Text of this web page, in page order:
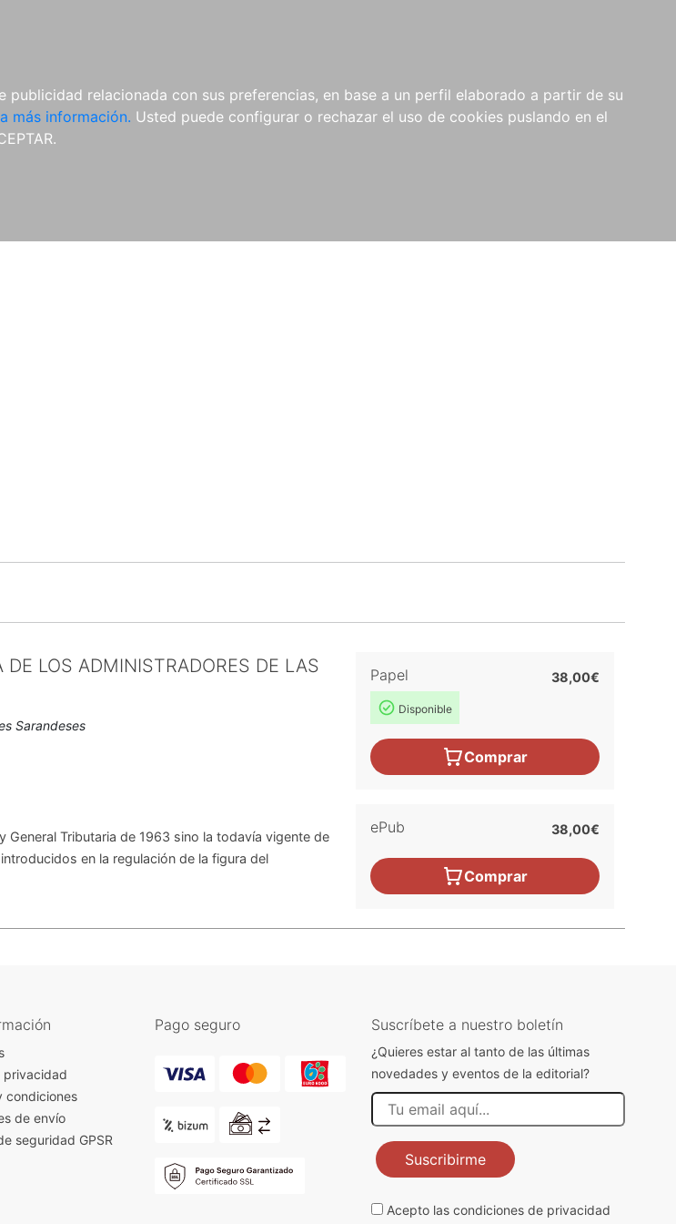
relacionada con sus preferencias, en base a un perfil elaborado a partir de su
más información. Usted puede configurar o rechazar el uso de cookies puslando en el
Colecciones
LOS ADMINISTRADORES DE LAS
Sarandeses
Tributaria de 1963 sino la todavía vigente de
en la regulación de la figura del
Papel
Disponible
38,00€
Comprar
ePub 38,00€
Comprar
privacidad
condiciones
de envío
seguridad GPSR
Pago seguro Suscríbete a nuestro boletín
¿Quieres estar al tanto de las últimas
novedades y eventos de la editorial?
Suscribirme
Acepto las condiciones de privacidad